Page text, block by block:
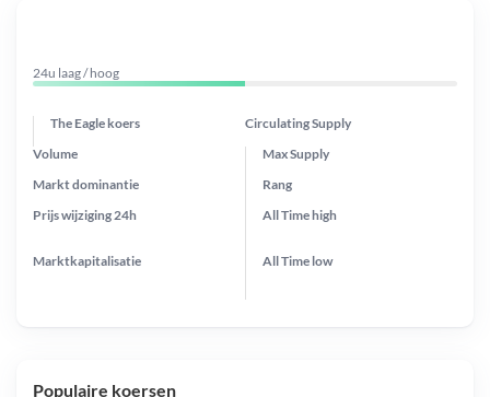
24u laag / hoog
The Eagle koers Circulating Supply
Prijs wijziging 24h
Max Supply
Markt dominantie
Marktkapitalisatie
Volume
Rang
All Timehigh
All Time low
Populaire koersen